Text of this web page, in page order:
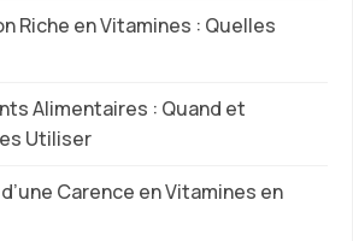
Riche en Vitamines : Quelles
Alimentaires : Quand et
Utiliser
Carence en Vitamines en